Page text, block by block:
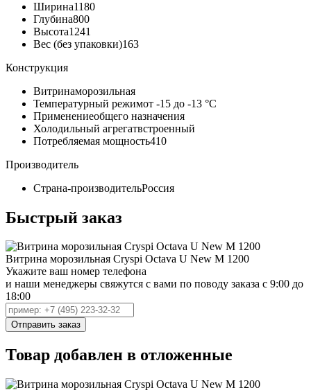
Ширина1180
Глубина800
Высота1241
Вес (без упаковки)163
Конструкция
Витринаморозильная
Температурный режимот -15 до -13 °C
Применениеобщего назначения
Холодильный агрегатвстроенный
Потребляемая мощность410
Производитель
Страна-производительРоссия
Быстрый заказ
Витрина морозильная Cryspi Octava U New M 1200
Укажите ваш номер телефона
и наши менеджеры свяжутся с вами по поводу заказа с 9:00 до
18:00
Товар добавлен в отложенные